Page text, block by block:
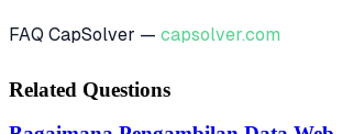
FAQ CapSolver — capsolver.com
Related Questions